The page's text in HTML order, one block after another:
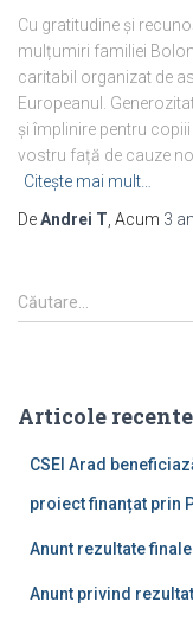
Cu gratitudine și
mulțumiri familiei
caritabil organizat de
Europeanul.
și împlinire pentru
vostru față de cauze
Citește mai mult…
DeAndrei T , Acum 3
Căutare…
Articole recente
CSEI Arad
proiect finanțat prin
Anunt rezultate finale
Anunt privind